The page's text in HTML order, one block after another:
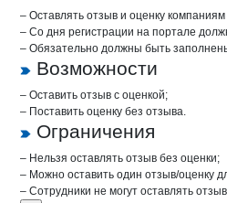
– Оставлять отзыв и оценку
– Со дня регистрации на портале
– Обязательно должны быть
Возможности
– Оставить отзыв с оценкой;
– Поставить оценку без отзыва.
Ограничения
– Нельзя оставлять отзыв без оценки;
– Можно оставить один отзыв/оценку
– Сотрудники не могут оставлять